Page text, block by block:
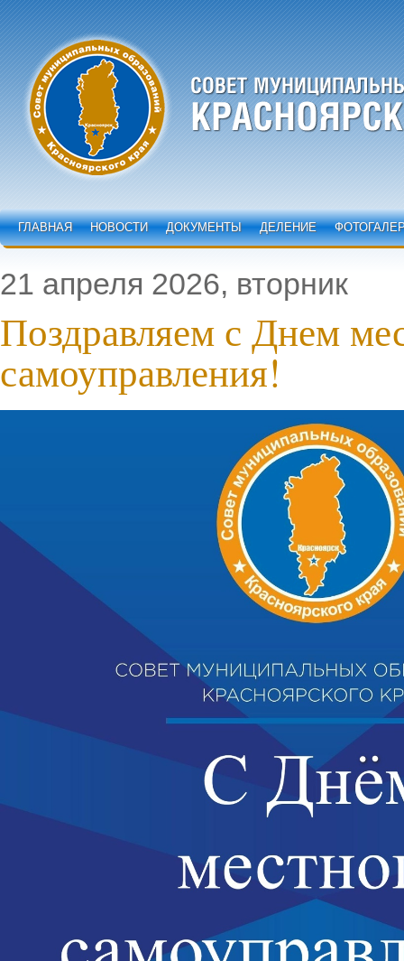
ГЛАВНАЯ НОВОСТИ ДОКУМЕНТЫ ДЕЛЕНИЕ
21 апреля 2026, вторник
Поздравляем с Днем
самоуправления!